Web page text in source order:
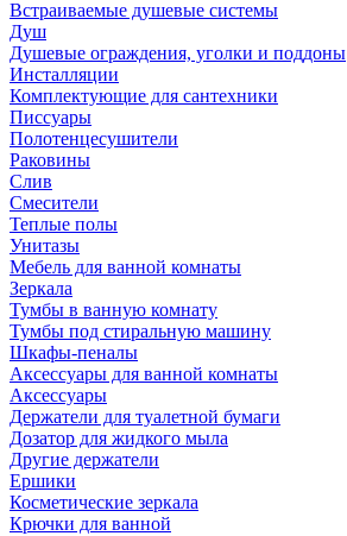
Встраиваемые душевые системы
Душ
Душевые ограждения, уголки и поддоны
Инсталляции
Комплектующие для сантехники
Писсуары
Полотенцесушители
Раковины
Слив
Смесители
Теплые полы
Унитазы
Мебель для ванной комнаты
Зеркала
Тумбы в ванную комнату
Тумбы под стиральную машину
Шкафы-пеналы
Аксессуары для ванной комнаты
Аксессуары
Держатели для туалетной бумаги
Дозатор для жидкого мыла
Другие держатели
Ершики
Косметические зеркала
Крючки для ванной